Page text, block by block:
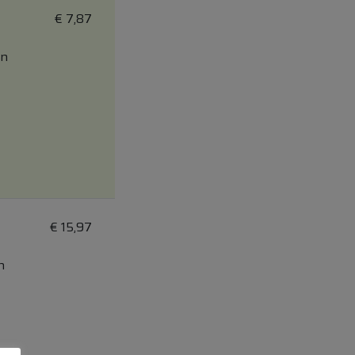
€ 7,87
€ 15,97